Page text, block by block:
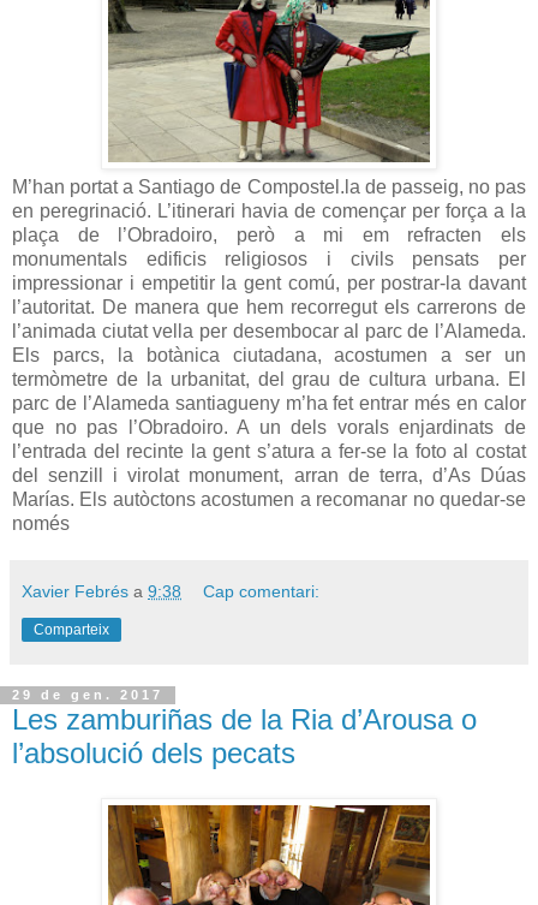
M’han portat a Santiago de Compostel.la de passeig, no pas
en peregrinació. L’itinerari havia de començar per força a la
plaça de l’Obradoiro, però a mi em refracten els
monumentals edificis religiosos i civils pensats per
impressionar i empetitir la gent comú, per postrar-la davant
l’autoritat. De manera que hem recorregut els carrerons de
l’animada ciutat vella per desembocar al parc de l’Alameda.
Els parcs, la botànica ciutadana, acostumen a ser un
termòmetre de la urbanitat, del grau de cultura urbana. El
parc de l’Alameda santiagueny m’ha fet entrar més en calor
que no pas l’Obradoiro. A un dels vorals enjardinats de
l’entrada del recinte la gent s’atura a fer-se la foto al costat
del senzill i virolat monument, arran de terra, d’As Dúas
Marías. Els autòctons acostumen a recomanar no quedar-se
només
Xavier Febrés a 9:38 Cap comentari:
Comparteix
29 de gen. 2017
Les zamburiñas de la Ria d’Arousa o
l’absolució dels pecats